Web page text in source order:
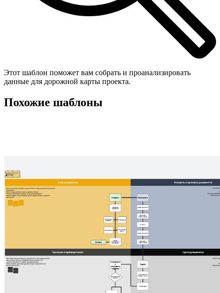
Этот шаблон поможет вам собрать и проанализировать
данные для дорожной карты проекта.
Похожие шаблоны